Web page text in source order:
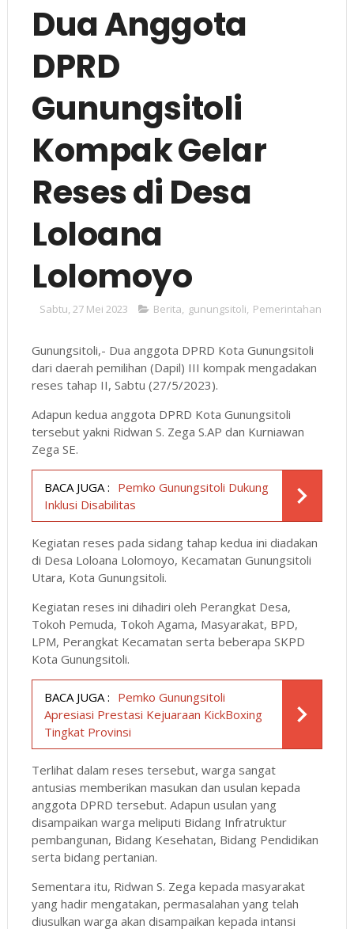
Dua Anggota
DPRD
Gunungsitoli
Kompak Gelar
Reses di Desa
Loloana
Lolomoyo
Sabtu, 27 Mei 2023 Berita, gunungsitoli, Pemerintahan
Gunungsitoli,- Dua anggota DPRD Kota Gunungsitoli
dari daerah pemilihan (Dapil) III kompak mengadakan
reses tahap II, Sabtu (27/5/2023).
Adapun kedua anggota DPRD Kota Gunungsitoli
tersebut yakni Ridwan S. Zega S.AP dan Kurniawan
Zega SE.
BACA JUGA : Pemko Gunungsitoli Dukung
Inklusi Disabilitas
Kegiatan reses pada sidang tahap kedua ini diadakan
di Desa Loloana Lolomoyo, Kecamatan Gunungsitoli
Utara, Kota Gunungsitoli.
Kegiatan reses ini dihadiri oleh Perangkat Desa,
Tokoh Pemuda, Tokoh Agama, Masyarakat, BPD,
LPM, Perangkat Kecamatan serta beberapa SKPD
Kota Gunungsitoli.
BACA JUGA : Pemko Gunungsitoli
Apresiasi Prestasi Kejuaraan KickBoxing
Tingkat Provinsi
Terlihat dalam reses tersebut, warga sangat
antusias memberikan masukan dan usulan kepada
anggota DPRD tersebut. Adapun usulan yang
disampaikan warga meliputi Bidang Infratruktur
pembangunan, Bidang Kesehatan, Bidang Pendidikan
serta bidang pertanian.
Sementara itu, Ridwan S. Zega kepada masyarakat
yang hadir mengatakan, permasalahan yang telah
diusulkan warga akan disampaikan kepada intansi